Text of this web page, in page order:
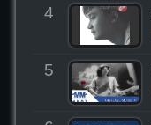
4
5